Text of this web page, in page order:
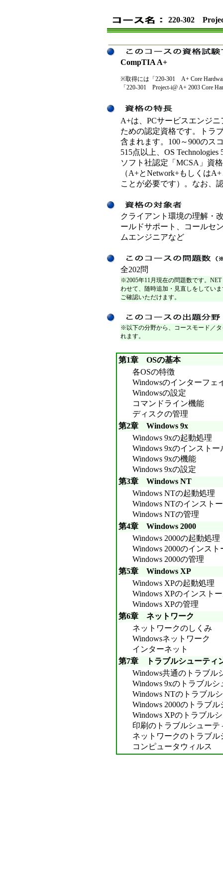
220-302
CompTIA A+
※取得には「220-301 A+ Core
「220-301 Project-i@ A+ 2003 Core
A+は、PCサービスエンジ
ための認定資格です。トラ
含まれます。100～900のス
515点以上、OS
ソフト社認定「MCSA」資
（A+とNetwork+もしくは
ことが必要です）。なお、
クライアント環境の理解・
ールドサポート、コールセ
ムエンジニアなど
全202問
※2005年11月現在の問題数です。
わせて、随時追加・見直しをしてい
ご確認いただけます。
※以下の分野から、コースモード／
れます。
第1章 OSの基本
各OSの特徴
Windowsのインターフェ
Windowsの設定
コマンドライン機能
ディスクの管理
第2章 Windows 9x
Windows 9xの起動処理
Windows 9xのインストー
Windows 9xの機能
Windows 9xの設定
第3章 Windows NT
Windows NTの起動処理
Windows NTのインスト
Windows NTの管理
第4章 Windows 2000
Windows 2000の起動処理
Windows 2000のインスト
Windows 2000の管理
第5章 Windows XP
Windows XPの起動処理
Windows XPのインスト
Windows XPの管理
第6章 ネットワーク
ネットワークのしくみ
Windowsネットワーク
インターネット
第7章 トラブルシューティ
Windows共通のトラブル
Windows 9xのトラブル
Windows NTのトラブル
Windows 2000のトラブ
Windows XPのトラブル
印刷のトラブルシューテ
ネットワークのトラブル
コンピュータウィルス